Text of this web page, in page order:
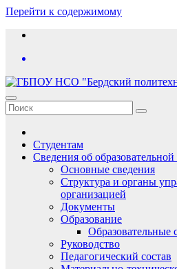
Перейти к содержимому
Студентам
Сведения об
Основные сведения
Структура и органы
организацией
Документы
Образование
Образовательные
Руководство
Педагогический состав